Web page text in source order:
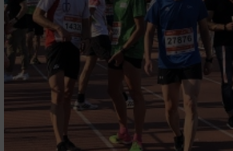
Informationen identifizieren
Nicht-IAB-Verarbeitungszwecke:
Notwendig
Performance